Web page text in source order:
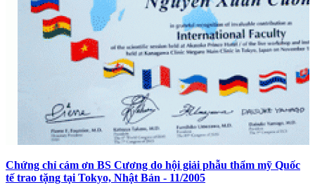
Chứng chỉ cám ơn BS Cương do hội giải phẫu thẩm mỹ Quốc
tế trao tặng tại Tokyo, Nhật Bản - 11/2005